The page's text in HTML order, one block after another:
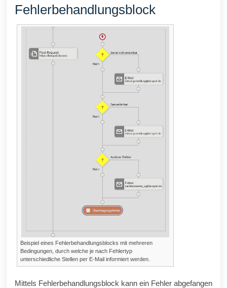
Fehlerbehandlungsblock
Beispiel eines Fehlerbehandlungsblocks mit mehreren
Bedingungen, durch welche je nach Fehlertyp
unterschiedliche Stellen per E-Mail informiert werden.
Mittels Fehlerbehandlungsblock kann ein Fehler abgefangen